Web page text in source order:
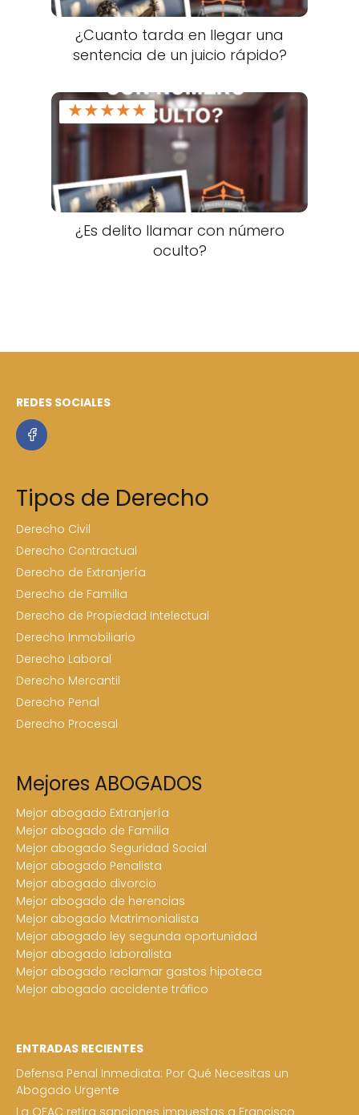
¿Cuanto tarda en llegar una
sentencia de un juicio rápido?
★★★★★
¿Es delito llamar con número
oculto?
REDES SOCIALES
Tipos de Derecho
Derecho Civil
Derecho Contractual
Derecho de Extranjería
Derecho de Familia
Derecho de Propiedad Intelectual
Derecho Inmobiliario
Derecho Laboral
Derecho Mercantil
Derecho Penal
Derecho Procesal
Mejores ABOGADOS
Mejor abogado Extranjería
Mejor abogado de Familia
Mejor abogado Seguridad Social
Mejor abogado Penalista
Mejor abogado divorcio
Mejor abogado de herencias
Mejor abogado Matrimonialista
Mejor abogado ley segunda oportunidad
Mejor abogado laboralista
Mejor abogado reclamar gastos hipoteca
Mejor abogado accidente tráfico
ENTRADAS RECIENTES
Defensa Penal Inmediata: Por Qué Necesitas un
Abogado Urgente
La OFAC retira sanciones impuestas a Francisco